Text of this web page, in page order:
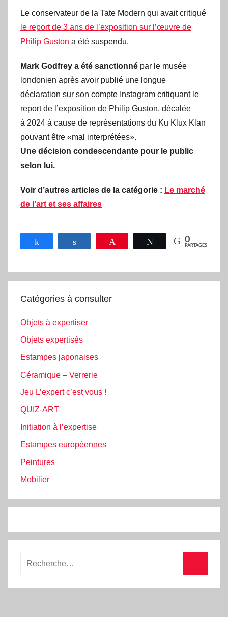
Le conservateur de la Tate Modern qui avait critiqué
le report de 3 ans de l’exposition sur l’œuvre de
Philip Guston a été suspendu.
Mark Godfrey a été sanctionné par le musée
londonien après avoir publié une longue
déclaration sur son compte Instagram critiquant le
report de l’exposition de Philip Guston, décalée
à 2024 à cause de représentations du Ku Klux Klan
pouvant être «mal interprétées».
Une décision condescendante pour le public
selon lui.
Voir d’autres articles de la catégorie : Le marché
de l’art et ses affaires
Partagez Partagez Tweetez0
PARTAGES
Catégories à consulter
Objets à expertiser
Objets expertisés
Estampes japonaises
Céramique – Verrerie
Jeu L’expert c’est vous !
QUIZ-ART
Initiation à l’expertise
Estampes européennes
Peintures
Mobilier
Etre prévenu(e) quand
nouveaux articles :